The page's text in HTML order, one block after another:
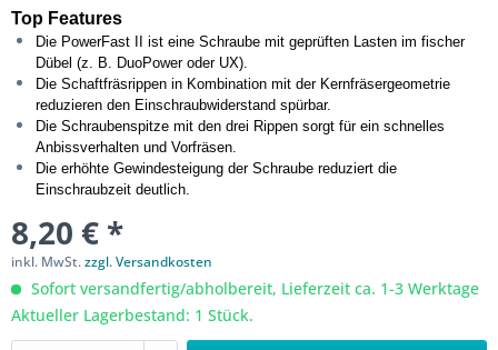
Top Features
Die PowerFast II ist eine Schraube mit geprüften Lasten im fischer
Dübel (z. B. DuoPower oder UX).
Die Schaftfräsrippen in Kombination mit der Kernfräsergeometrie
reduzieren den Einschraubwiderstand spürbar.
Die Schraubenspitze mit den drei Rippen sorgt für ein schnelles
Anbissverhalten und Vorfräsen.
Die erhöhte Gewindesteigung der Schraube reduziert die
Einschraubzeit deutlich.
8,20 € *
inkl. MwSt.zzgl. Versandkosten
Sofort versandfertig/abholbereit, Lieferzeit ca. 1-3 Werktage
Aktueller Lagerbestand: 1 Stück.